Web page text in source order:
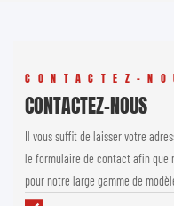
CONTACTEZ-
CONTACTEZ-NOUS
Il vous suffit de laisser votre
le formulaire de contact afin que
pour notre large gamme de